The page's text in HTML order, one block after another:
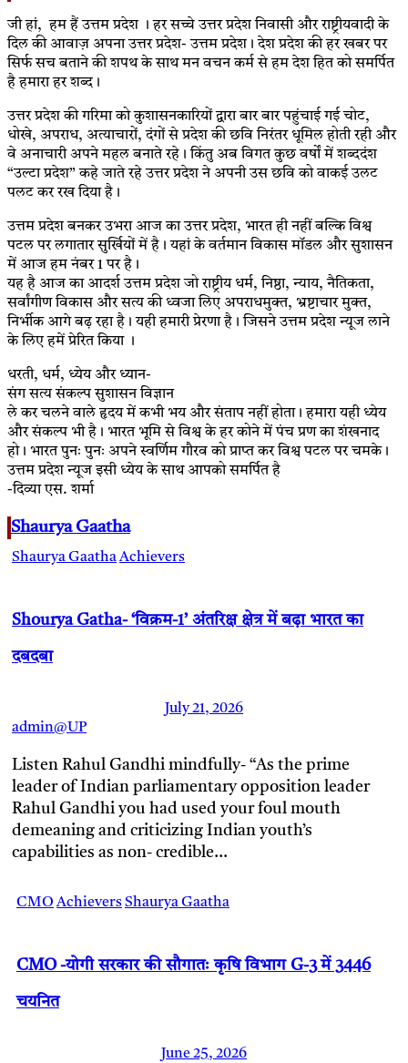
जी हां, हम हैं उत्तम प्रदेश । हर सच्चे उत्तर प्रदेश निवासी और राष्ट्रीयवादी के
दिल की आवाज़ अपना उत्तर प्रदेश- उत्तम प्रदेश। देश प्रदेश की हर खबर पर
सिर्फ सच बताने की शपथ के साथ मन वचन कर्म से हम देश हित को समर्पित
है हमारा हर शब्द।
उत्तर प्रदेश की गरिमा को कुशासनकारियों द्वारा बार बार पहुंचाई गई चोट,
धोखे, अपराध, अत्याचारों, दंगों से प्रदेश की छवि निरंतर धूमिल होती रही और
वे अनाचारी अपने महल बनाते रहे। किंतु अब विगत कुछ वर्षों में शब्ददंश
“उल्टा प्रदेश” कहे जाते रहे उत्तर प्रदेश ने अपनी उस छवि को वाकई उलट
पलट कर रख दिया है।
उत्तम प्रदेश बनकर उभरा आज का उत्तर प्रदेश, भारत ही नहीं बल्कि विश्व
पटल पर लगातार सुर्खियों में है। यहां के वर्तमान विकास मॉडल और सुशासन
में आज हम नंबर 1 पर है।
यह है आज का आदर्श उत्तम प्रदेश जो राष्ट्रीय धर्म, निष्ठा, न्याय, नैतिकता,
सर्वांगीण विकास और सत्य की ध्वजा लिए अपराधमुक्त, भ्रष्टाचार मुक्त,
निर्भीक आगे बढ़ रहा है। यही हमारी प्रेरणा है। जिसने उत्तम प्रदेश न्यूज लाने
के लिए हमें प्रेरित किया ।
धरती, धर्म, ध्येय और ध्यान-
संग सत्य संकल्प सुशासन विज्ञान
ले कर चलने वाले हृदय में कभी भय और संताप नहीं होता। हमारा यही ध्येय
और संकल्प भी है। भारत भूमि से विश्व के हर कोने में पंच प्रण का शंखनाद
हो। भारत पुनः पुनः अपने स्वर्णिम गौरव को प्राप्त कर विश्व पटल पर चमके।
उत्तम प्रदेश न्यूज इसी ध्येय के साथ आपको समर्पित है
-दिव्या एस. शर्मा
Shaurya Gaatha
Shaurya GaathaAchievers
Shourya Gatha- ‘विक्रम-1’ अंतरिक्ष क्षेत्र में बढ़ा भारत का
दबदबा
July 21, 2026
admin@UP
Listen Rahul Gandhi mindfully- “As the prime
leader of Indian parliamentary opposition leader
Rahul Gandhi you had used your foul mouth
demeaning and criticizing Indian youth’s
capabilities as non- credible…
CMO AchieversShaurya Gaatha
CMO -योगी सरकार की सौगातः कृषि विभाग G-3 में 3446
चयनित
June 25, 2026